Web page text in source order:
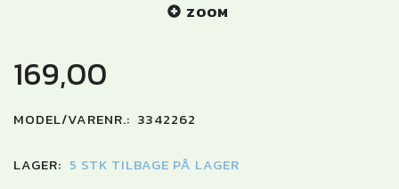
ZOOM
169,00
MODEL/VARENR.: 3342262
LAGER: 5 STK TILBAGE PÅ LAGER